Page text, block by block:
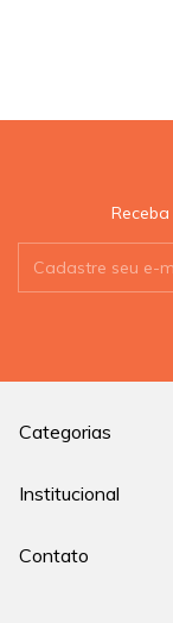
Categorias
Institucional
Contato